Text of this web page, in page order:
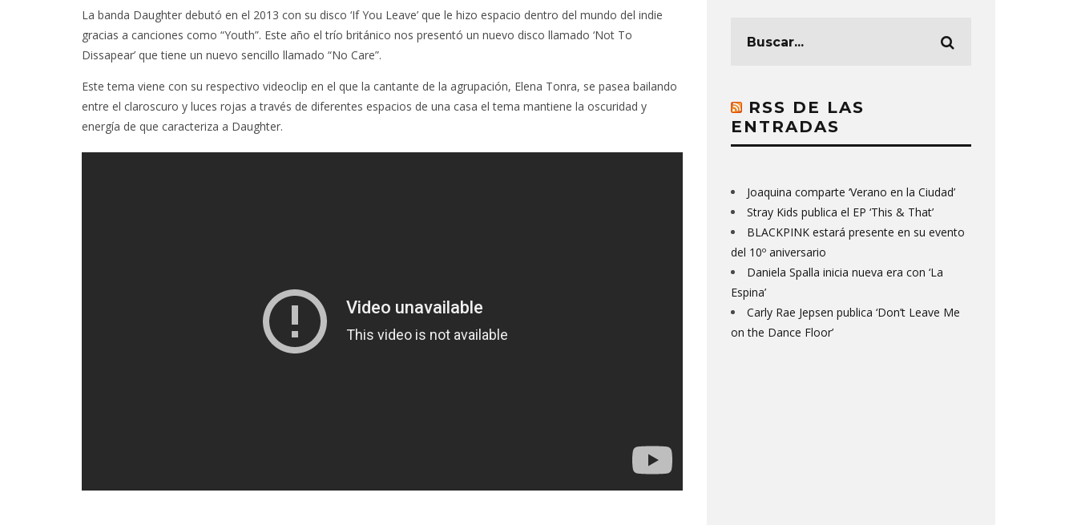
La banda Daughter debutó en el 2013 con su disco ‘If You Leave’ que le hizo espacio dentro del mundo del indie
gracias a canciones como “Youth”. Este año el trío británico nos presentó un nuevo disco llamado ‘Not To
Dissapear’ que tiene un nuevo sencillo llamado “No Care”.
Este tema viene con su respectivo videoclip en el que la cantante de la agrupación, Elena Tonra, se pasea bailando
entre el claroscuro y luces rojas a través de diferentes espacios de una casa el tema mantiene la oscuridad y
energía de que caracteriza a Daughter.
RSS DE LAS
ENTRADAS
Joaquina comparte ‘Verano en la Ciudad’
Stray Kids publica el EP ‘This & That’
BLACKPINK estará presente en su evento
del 10º aniversario
Daniela Spalla inicia nueva era con ‘La
Espina’
Carly Rae Jepsen publica ‘Don’t Leave Me
on the Dance Floor’